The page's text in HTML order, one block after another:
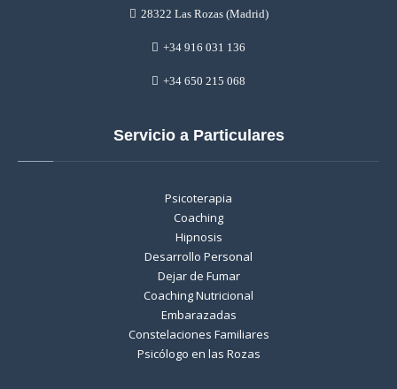
28322 Las Rozas (Madrid)
+34 916 031 136
+34 650 215 068
Servicio a Particulares
Psicoterapia
Coaching
Hipnosis
Desarrollo Personal
Dejar de Fumar
Coaching Nutricional
Embarazadas
Constelaciones Familiares
Psicólogo en las Rozas